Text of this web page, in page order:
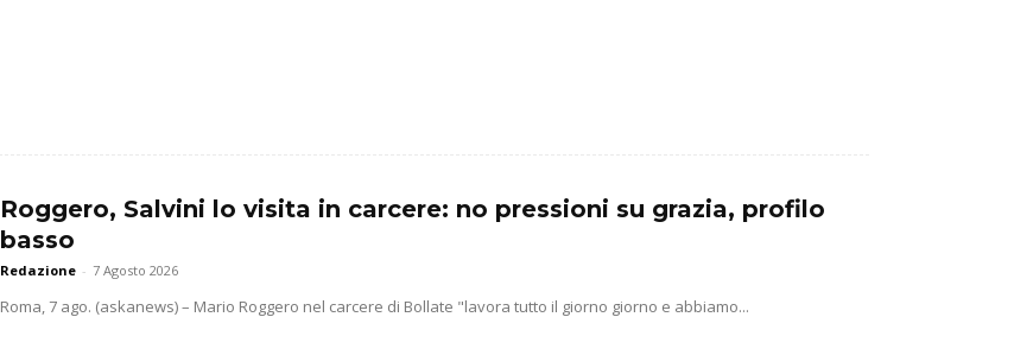
Roggero, Salvini lo visita in carcere: no pressioni su grazia, profilo
basso
Redazione - 7 Agosto 2026
Roma, 7 ago. (askanews) – Mario Roggero nel carcere di Bollate "lavora tutto il giorno giorno e abbiamo...